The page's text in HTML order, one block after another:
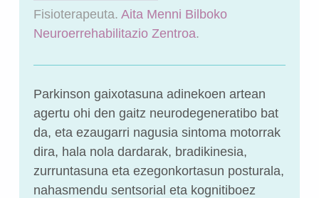
Fisioterapeuta. Aita Menni Bilboko
Neuroerrehabilitazio Zentroa.
Parkinson gaixotasuna adinekoen artean
agertu ohi den gaitz neurodegeneratibo bat
da, eta ezaugarri nagusia sintoma motorrak
dira, hala nola dardarak, bradikinesia,
zurruntasuna eta ezegonkortasun posturala,
nahasmendu sentsorial eta kognitiboez